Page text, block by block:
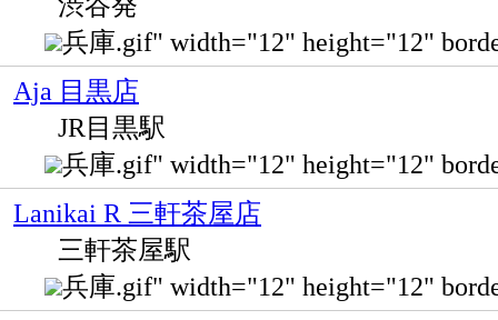
兵庫.gif" width="12" height="12"
Aja 目黒店
JR目黒駅
兵庫.gif" width="12" height="12"
Lanikai R 三軒茶屋店
三軒茶屋駅
兵庫.gif" width="12" height="12"